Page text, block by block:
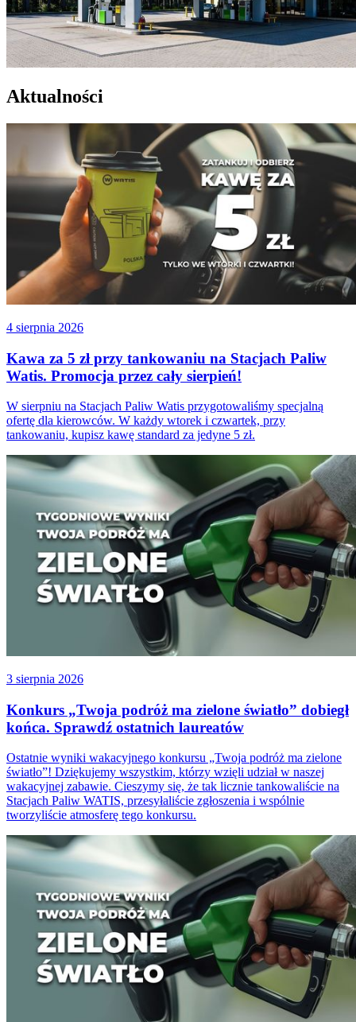
Aktualności
4 sierpnia 2026
Kawa za 5 zł przy tankowaniu na Stacjach Paliw
Watis. Promocja przez cały sierpień!
W sierpniu na Stacjach Paliw Watis przygotowaliśmy specjalną
ofertę dla kierowców. W każdy wtorek i czwartek, przy
tankowaniu, kupisz kawę standard za jedyne 5 zł.
3 sierpnia 2026
Konkurs „Twoja podróż ma zielone światło” dobiegł
końca. Sprawdź ostatnich laureatów
Ostatnie wyniki wakacyjnego konkursu „Twoja podróż ma zielone
światło”! Dziękujemy wszystkim, którzy wzięli udział w naszej
wakacyjnej zabawie. Cieszymy się, że tak licznie tankowaliście na
Stacjach Paliw WATIS, przesyłaliście zgłoszenia i wspólnie
tworzyliście atmosferę tego konkursu.